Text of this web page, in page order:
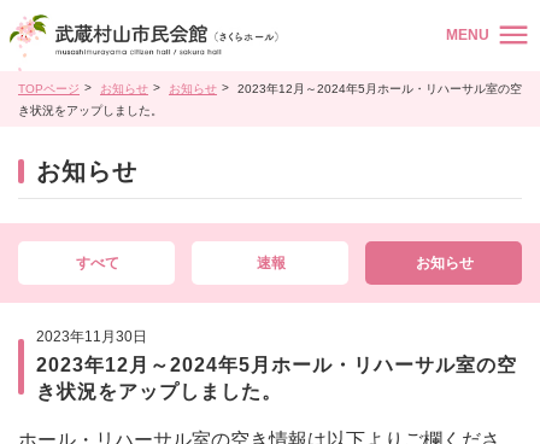
MENU
TOPページ お知らせ お知らせ
2023年12月～2024年5月ホール・リハーサル室の空
き状況をアップしました。
お知らせ
すべて 速報 お知らせ
2023年11月30日
2023年12月～2024年5月ホール・リハーサル室の空
き状況をアップしました。
ホール・リハーサル室の空き情報は以下よりご欄くださ